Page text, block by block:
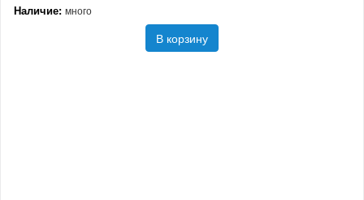
Наличие: много
В корзину